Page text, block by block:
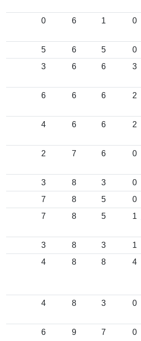
0
1
6
0
0
5
6
5
3
6
6
3
2
6
6
6
2
6
6
4
0
6
7
2
0
3
8
3
0
5
8
7
1
5
8
7
1
3
8
3
4
8
8
4
0
3
8
4
0
7
9
6